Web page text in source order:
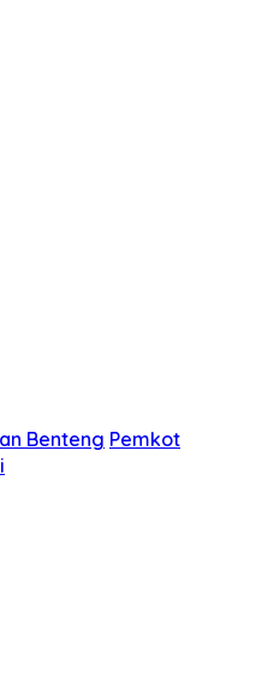
Benteng Pemkot